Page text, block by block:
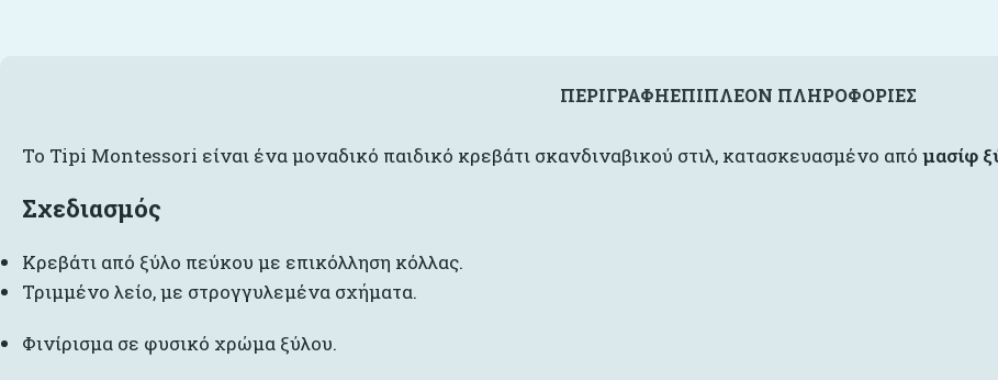
ΠΕΡΙΓΡΑΦΉΕΠΙΠΛΈΟΝ ΠΛΗΡΟΦΟΡΊΕΣ
Το Tipi Montessori είναι ένα μοναδικό παιδικό κρεβάτι σκανδιναβικού στιλ, κατασκευασμένο από μασίφ
Σχεδιασμός
Κρεβάτι από ξύλο πεύκου με επικόλληση κόλλας.
Τριμμένο λείο, με στρογγυλεμένα σχήματα.
Φινίρισμα σε φυσικό χρώμα ξύλου.